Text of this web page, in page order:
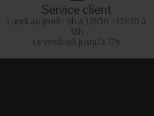
Service client
Lundi au jeudi : 9h à 12h30 - 13h30 à
18h
Le vendredi jusqu'à 17h